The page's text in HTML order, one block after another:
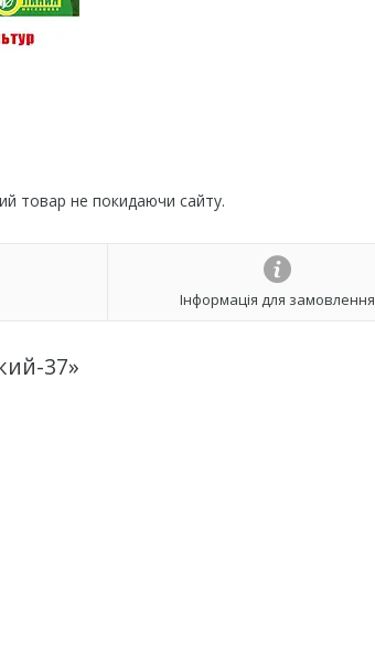
товар не покидаючи сайту.
Інформація для замовлення
37»